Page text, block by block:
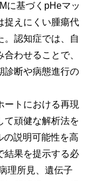
に基づくpHeマッ
捉えにくい腫瘍代
。認知症では、自
わせることで、
診断や病態進行の
トにおける再現
て頑健な解析法を
の説明可能性を高
結果を提示する必
理所見、遺伝子